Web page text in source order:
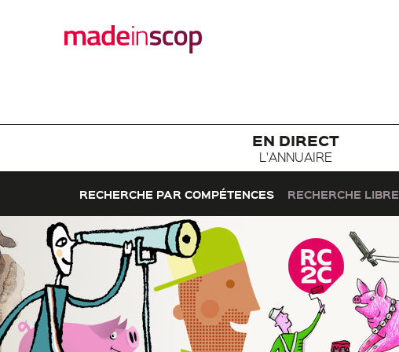
EN DIRECT
L'ANNUAIRE
RECHERCHE PAR COMPÉTENCES RECHERCHE LIBRE